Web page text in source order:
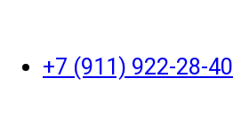
+7 (911) 922-28-40